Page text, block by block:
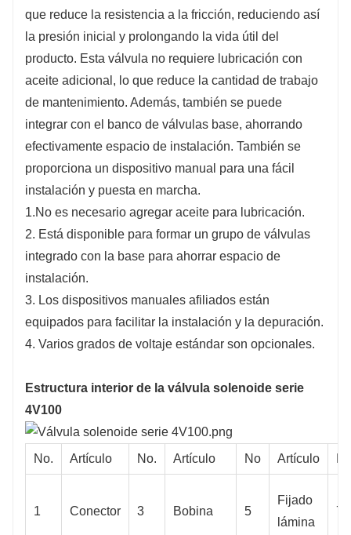
que reduce la resistencia a la fricción, reduciendo así
la presión inicial y prolongando la vida útil del
producto. Esta válvula no requiere lubricación con
aceite adicional, lo que reduce la cantidad de trabajo
de mantenimiento. Además, también se puede
integrar con el banco de válvulas base, ahorrando
efectivamente espacio de instalación. También se
proporciona un dispositivo manual para una fácil
instalación y puesta en marcha.
1.No es necesario agregar aceite para lubricación.
2. Está disponible para formar un grupo de válvulas
integrado con la base para ahorrar espacio de
instalación.
3. Los dispositivos manuales afiliados están
equipados para facilitar la instalación y la depuración.
4. Varios grados de voltaje estándar son opcionales.
Estructura interior de la válvula solenoide serie
4V100
No. Artículo No. Artículo No Artículo
1 Conector 3 Bobina 5
Fijado
lámina
7